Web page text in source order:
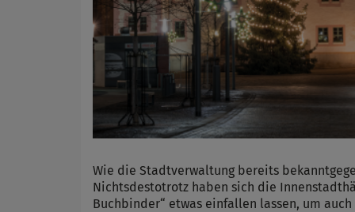
Wie die Stadtverwaltung bereits
Nichtsdestotrotz haben sich die
Buchbinder“ etwas einfallen lassen, um